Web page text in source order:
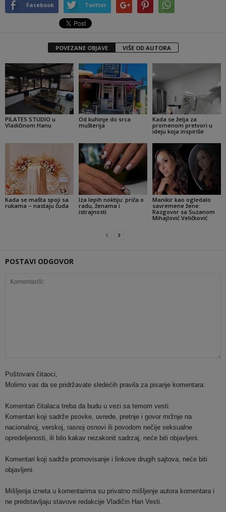
Facebook Twitter
POVEZANE OBJAVE VIŠE OD AUTORA
PILATES STUDIO u
Vladičinom Hanu
Od kuhinje do srca
mušterija
Kada se želja za
promenom pretvori u
ideju koja inspiriše
Kada se mašta spoji sa
rukama – nastaju čuda
Iza lepih noktiju: priča o
radu, ženama i
istrajnosti
Manikir kao ogledalo
savremene žene:
Razgovor sa Suzanom
Mihajlović Veličković
POSTAVI ODGOVOR
Poštovani čitaoci,
Molimo vas da se pridržavate sledećih pravila za pisanje komentara:
Komentari čitalaca treba da budu u vezi sa temom vesti.
Komentari koji sadrže psovke, uvrede, pretnje i govor mržnje na
nacionalnoj, verskoj, rasnoj osnovi ili povodom nečije seksualne
opredeljenosti, ili bilo kakav nezakonit sadrzaj, neće biti objavljeni.
Komentari koji sadrže promovisanje i linkove drugih sajtova, neće biti
objavljeni.
Mišljenja izneta u komentarima su privatno mišljenje autora komentara i
ne predstavljaju stavove redakcije Vladičin Han Vesti.